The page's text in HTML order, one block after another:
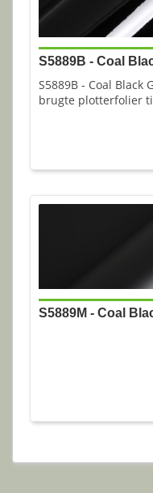
S5889B - Coal
S5889B - Coal Black
brugte plotterfolier
S5889M - Coal